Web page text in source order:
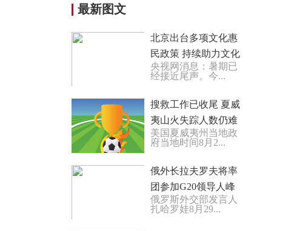
最新图文
北京出台多项文化惠
民政策 持续助力文化
消费
央视网消息：暑期已
经接近尾声。今...
搜救工作已收尾 夏威
夷山火失踪人数仍难
确定
美国夏威夷州当地政
府当地时间8月2...
俄外长拉夫罗夫将率
团参加G20领导人峰
会
俄罗斯外交部发言人
扎哈罗娃8月29...